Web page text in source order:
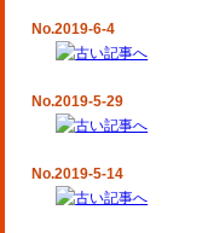
No.2019-6-4
No.2019-5-29
No.2019-5-14